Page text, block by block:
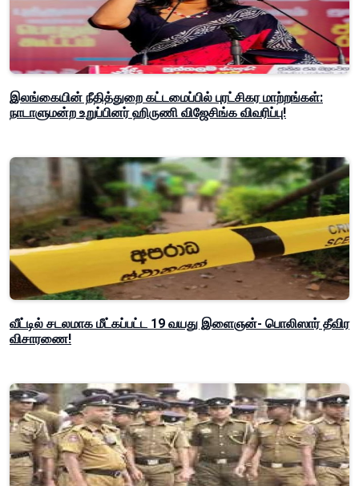
இலங்கையின் நீதித்துறை கட்டமைப்பில் புரட்சிகர மாற்றங்கள்:
நாடாளுமன்ற உறுப்பினர் ஹிருணி விஜேசிங்க விவரிப்பு!
வீட்டில் சடலமாக மீட்கப்பட்ட 19 வயது இளைஞன்- பொலிஸார் தீவிர
விசாரணை!